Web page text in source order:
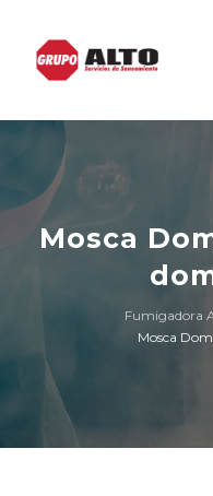
Mosca
Fumigadora
Mosca